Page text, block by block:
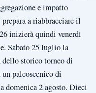
e impatto
a riabbracciare il
inizierà quindi venerdì
Sabato 25 luglio la
dello storico torneo di
palcoscenico di
domenica 2 agosto. Dieci